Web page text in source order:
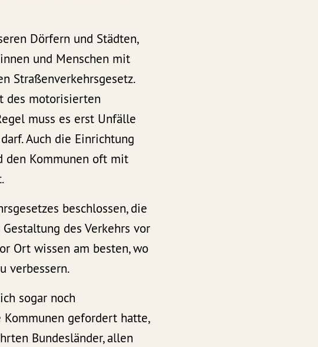
Dörfern und Städten,
und Menschen mit
Straßenverkehrsgesetz.
des motorisierten
muss es erst Unfälle
Auch die Einrichtung
den Kommunen oft mit
beschlossen, die
des Verkehrs vor
Ort wissen am besten, wo
verbessern.
sogar noch
gefordert hatte,
Bundesländer, allen